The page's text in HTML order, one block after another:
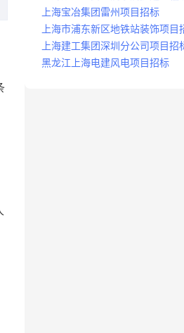
上海宝冶集团雷州项目招标
上海市浦东新区地铁站装饰项目
上海建工集团深圳分公司项目招
黑龙江上海电建风电项目招标